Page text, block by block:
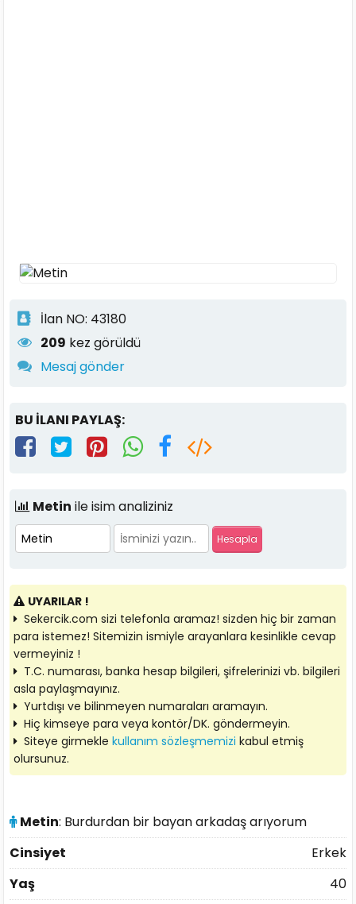
İlan NO: 43180
209 kez görüldü
Mesaj gönder
BU İLANI PAYLAŞ:
Metin ile isim analiziniz
UYARILAR !
Sekercik.com sizi telefonla aramaz! sizden hiç bir zaman
para istemez! Sitemizin ismiyle arayanlara kesinlikle cevap
vermeyiniz !
T.C. numarası, banka hesap bilgileri, şifrelerinizi vb. bilgileri
asla paylaşmayınız.
Yurtdışı ve bilinmeyen numaraları aramayın.
Hiç kimseye para veya kontör/DK. göndermeyin.
Siteye girmeklekullanım sözleşmemizi kabul etmiş
olursunuz.
Metin: Burdurdan bir bayan arkadaş arıyorum
Cinsiyet
Erkek
Yaş
40